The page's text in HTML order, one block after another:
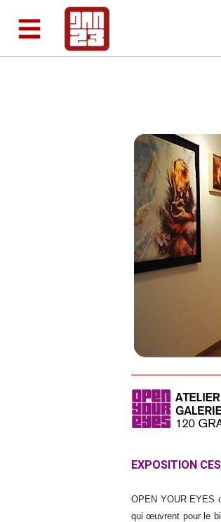
EXPOSITION
OPEN YOUR EYES
qui œuvrent pour le